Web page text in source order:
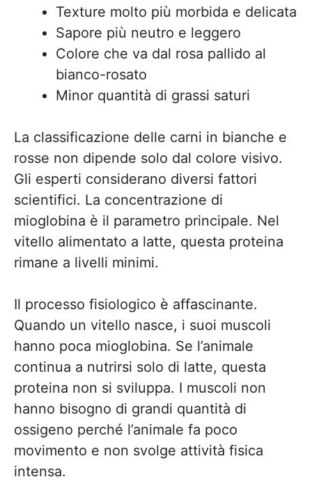
Texture molto più morbida e delicata
Sapore più neutro e leggero
Colore che va dal rosa pallido al
bianco-rosato
Minor quantità di grassi saturi
La classificazione delle carni in bianche e
rosse non dipende solo dal colore visivo.
Gli esperti considerano diversi fattori
scientifici. La concentrazione di
mioglobina è il parametro principale. Nel
vitello alimentato a latte, questa proteina
rimane a livelli minimi.
Il processo fisiologico è affascinante.
Quando un vitello nasce, i suoi muscoli
hanno poca mioglobina. Se l’animale
continua a nutrirsi solo di latte, questa
proteina non si sviluppa. I muscoli non
hanno bisogno di grandi quantità di
ossigeno perché l’animale fa poco
movimento e non svolge attività fisica
intensa.